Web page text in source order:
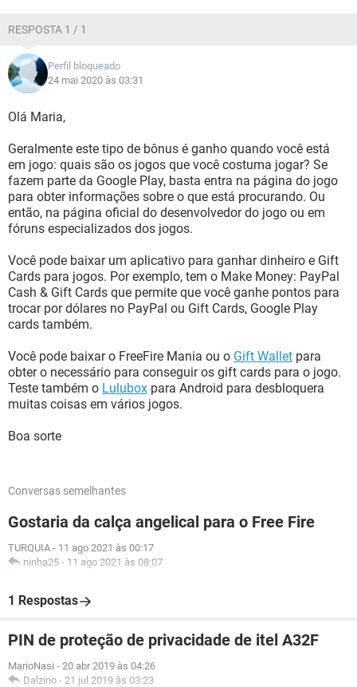
RESPOSTA 1 / 1
Perfil bloqueado
24 mai 2020 às 03:31
Olá Maria,
Geralmente este tipo de bônus é ganho quando você está
em jogo: quais são os jogos que você costuma jogar? Se
fazem parte da Google Play, basta entra na página do jogo
para obter informações sobre o que está procurando. Ou
então, na página oficial do desenvolvedor do jogo ou em
fóruns especializados dos jogos.
Você pode baixar um aplicativo para ganhar dinheiro e Gift
Cards para jogos. Por exemplo, tem o Make Money: PayPal
Cash & Gift Cards que permite que você ganhe pontos para
trocar por dólares no PayPal ou Gift Cards, Google Play
cards também.
Você pode baixar o FreeFire Mania ou o Gift Wallet para
obter o necessário para conseguir os gift cards para o jogo.
Teste também o Lulubox para Android para desbloquera
muitas coisas em vários jogos.
Boa sorte
Conversas semelhantes
Gostaria da calça angelical para o Free Fire
TURQUIA - 11 ago 2021 às 00:17
ninha25 - 11 ago 2021 às 08:07
1 Respostas
PIN de proteção de privacidade de itel A32F
MarioNasi - 20 abr 2019 às 04:26
Dalzino - 21 jul 2019 às 03:23